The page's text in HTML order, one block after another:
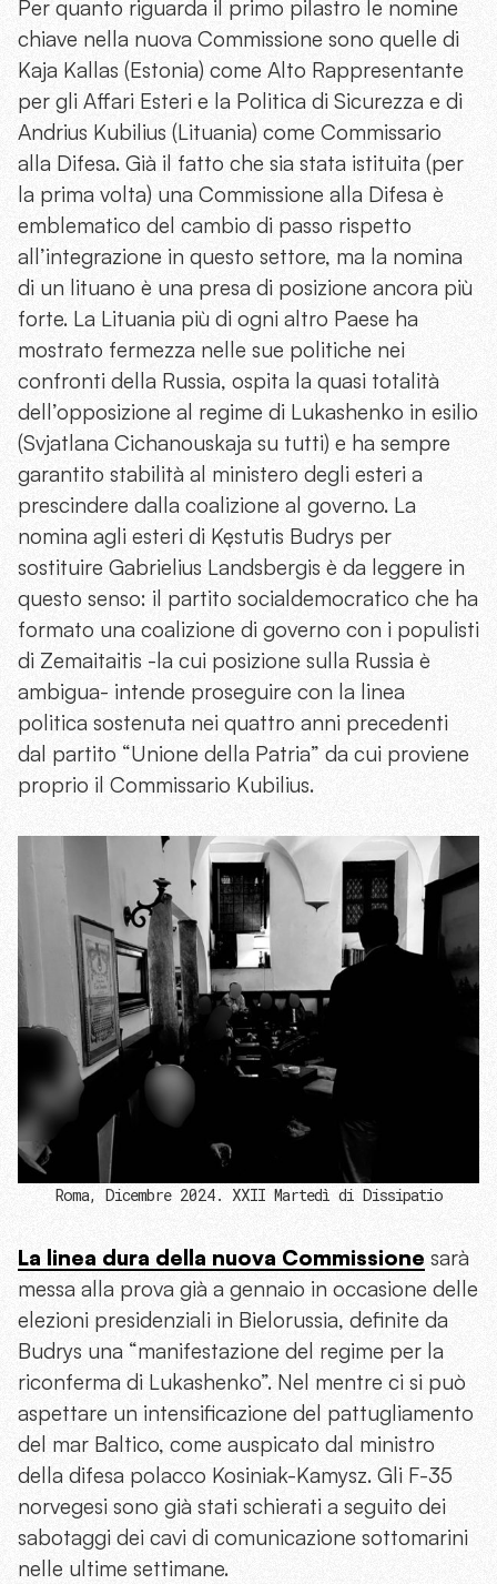
Per quanto riguarda il primo pilastro le nomine
chiave nella nuova Commissione sono quelle di
Kaja Kallas (Estonia) come Alto Rappresentante
per gli Affari Esteri e la Politica di Sicurezza e di
Andrius Kubilius (Lituania) come Commissario
alla Difesa. Già il fatto che sia stata istituita (per
la prima volta) una Commissione alla Difesa è
emblematico del cambio di passo rispetto
all’integrazione in questo settore, ma la nomina
di un lituano è una presa di posizione ancora più
forte. La Lituania più di ogni altro Paese ha
mostrato fermezza nelle sue politiche nei
confronti della Russia, ospita la quasi totalità
dell’opposizione al regime di Lukashenko in esilio
(Svjatlana Cichanouskaja su tutti) e ha sempre
garantito stabilità al ministero degli esteri a
prescindere dalla coalizione al governo. La
nomina agli esteri di Kęstutis Budrys per
sostituire Gabrielius Landsbergis è da leggere in
questo senso: il partito socialdemocratico che ha
formato una coalizione di governo con i populisti
di Zemaitaitis -la cui posizione sulla Russia è
ambigua- intende proseguire con la linea
politica sostenuta nei quattro anni precedenti
dal partito “Unione della Patria” da cui proviene
proprio il Commissario Kubilius.
Roma, Dicembre 2024. XXII Martedì di Dissipatio
La linea dura della nuova Commissione sarà
messa alla prova già a gennaio in occasione delle
elezioni presidenziali in Bielorussia, definite da
Budrys una “manifestazione del regime per la
riconferma di Lukashenko”. Nel mentre ci si può
aspettare un intensificazione del pattugliamento
del mar Baltico, come auspicato dal ministro
della difesa polacco Kosiniak-Kamysz. Gli F-35
norvegesi sono già stati schierati a seguito dei
sabotaggi dei cavi di comunicazione sottomarini
nelle ultime settimane.